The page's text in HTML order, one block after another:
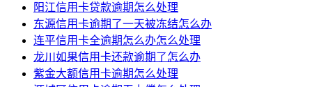
阳江信用卡贷款逾期怎么处理
东源信用卡逾期了一天被冻结怎么办
连平信用卡全逾期怎么办怎么处理
龙川如果信用卡还款逾期了怎么办
紫金大额信用卡逾期怎么处理